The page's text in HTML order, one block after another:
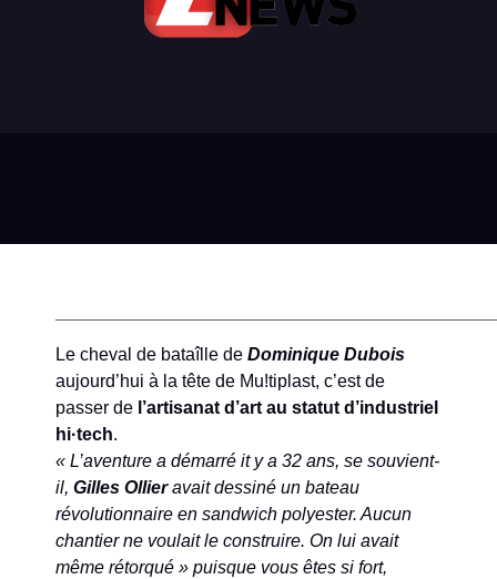
Le cheval de bataîlle de Dominique Dubois
aujourd’hui à la tête de Mu!tiplast, c’est de
passer de l’artisanat d’art au statut d’industriel
hi·tech.
« L’aventure a démarré it y a 32 ans, se souvient-
il, Gilles Ollieravait dessiné un bateau
révolutionnaire en sandwich polyester. Aucun
chantier ne voulait le construire. On lui avait
même rétorqué » puisque vous êtes si fort,